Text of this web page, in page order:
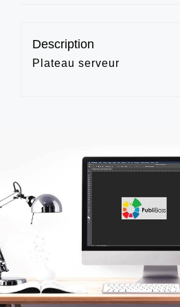
Description
Plateau serveur